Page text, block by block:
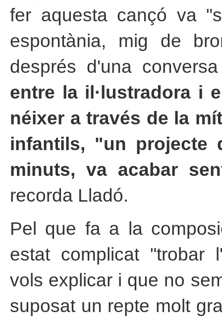
fer aquesta cançó va
espontània, mig de
després d'una
entre la il·lustradora i
néixer a través de la
infantils, "un projecte
minuts, va acabar
recorda Lladó.
Pel que fa a la
estat complicat "trobar
vols explicar i que no
suposat un repte molt